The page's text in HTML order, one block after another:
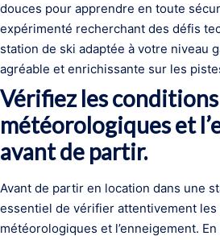
douces pour apprendre en toute
expérimenté recherchant des défis
station de ski adaptée à votre niveau
agréable et enrichissante sur les
Vérifiez les conditions
météorologiques et
avant de partir.
Avant de partir en location dans une
essentiel de vérifier attentivement les
météorologiques et l’enneigement.